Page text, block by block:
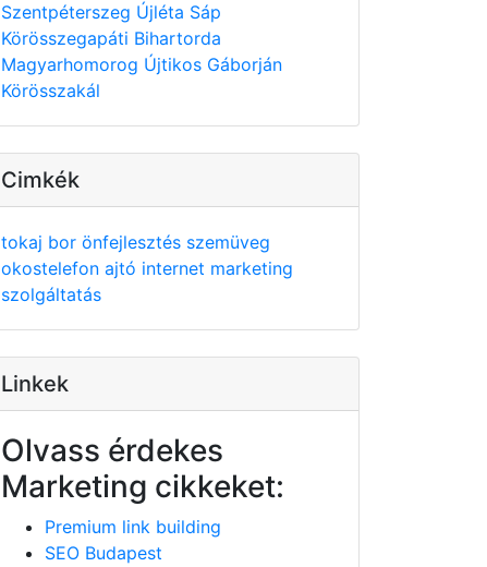
Szentpéterszeg Újléta Sáp
Körösszegapáti Bihartorda
Magyarhomorog Újtikos Gáborján
Körösszakál
Cimkék
tokaj bor önfejlesztés szemüveg
okostelefon ajtó internet marketing
szolgáltatás
Linkek
Olvass érdekes
Marketing cikkeket:
Premium link building
SEO Budapest